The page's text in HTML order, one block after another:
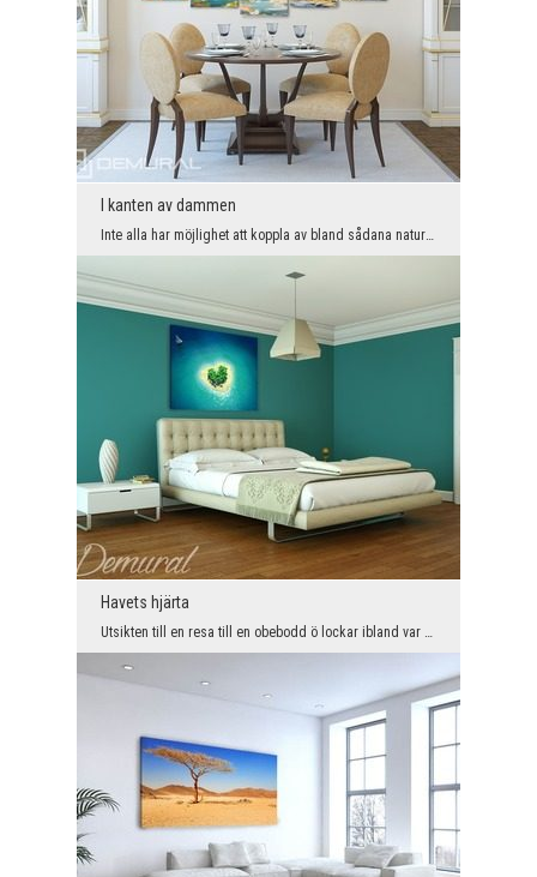
I kanten av dammen
Inte alla har möjlighet att koppla av bland sådana naturliga underverk. Detta kan ersättas genom ...
Havets hjärta
Utsikten till en resa till en obebodd ö lockar ibland var och en av oss. Mitt i den dagliga varda...